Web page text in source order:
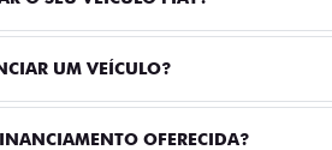
UM VEÍCULO?
OFERECIDA?